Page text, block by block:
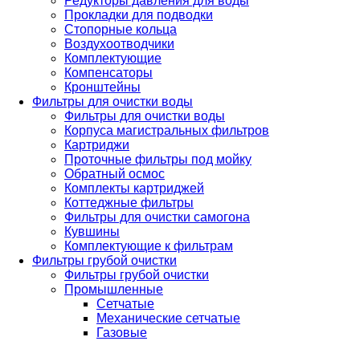
Прокладки для подводки
Стопорные кольца
Воздухоотводчики
Комплектующие
Компенсаторы
Кронштейны
Фильтры для очистки воды
Фильтры для очистки воды
Корпуса магистральных фильтров
Картриджи
Проточные фильтры под мойку
Обратный осмос
Комплекты картриджей
Коттеджные фильтры
Фильтры для очистки самогона
Кувшины
Комплектующие к фильтрам
Фильтры грубой очистки
Фильтры грубой очистки
Промышленные
Сетчатые
Механические сетчатые
Газовые